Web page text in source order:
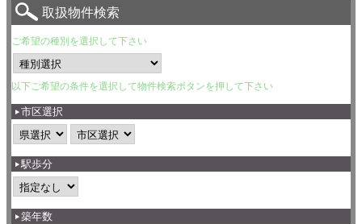
取扱物件検索
ご希望の種別を選択して下さい
以下ご希望の条件を選択して物件検索ボタンを押して下さい
市区選択
駅歩分
築年数